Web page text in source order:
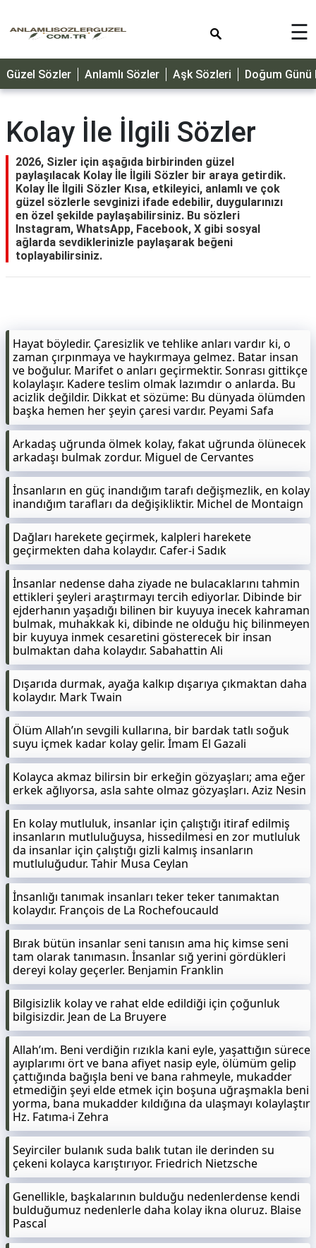
GÜZEL
SÖZLER
SÖZLER
DOĞUM
GÜNÜ
MESAJLARI
ÖZEL
GÜNLER
DİNİ
SÖZLER
☰
Güzel Sözler Anlamlı Sözler Aşk Sözleri Doğum Günü
Kolay İle İlgili Sözler
2026, Sizler için aşağıda birbirinden güzel
paylaşılacak Kolay İle İlgili Sözler bir araya getirdik.
Kolay İle İlgili Sözler Kısa, etkileyici, anlamlı ve çok
güzel sözlerle sevginizi ifade edebilir, duygularınızı
en özel şekilde paylaşabilirsiniz. Bu sözleri
Instagram, WhatsApp, Facebook, X gibi sosyal
ağlarda sevdiklerinizle paylaşarak beğeni
toplayabilirsiniz.
Hayat böyledir. Çaresizlik ve tehlike anları vardır ki, o
zaman çırpınmaya ve haykırmaya gelmez. Batar insan
ve boğulur. Marifet o anları geçirmektir. Sonrası gittikçe
kolaylaşır. Kadere teslim olmak lazımdır o anlarda. Bu
acizlik değildir. Dikkat et sözüme: Bu dünyada ölümden
başka hemen her şeyin çaresi vardır. Peyami Safa
Arkadaş uğrunda ölmek kolay, fakat uğrunda ölünecek
arkadaşı bulmak zordur. Miguel de Cervantes
İnsanların en güç inandığım tarafı değişmezlik, en kolay
inandığım tarafları da değişikliktir. Michel de Montaign
Dağları harekete geçirmek, kalpleri harekete
geçirmekten daha kolaydır. Cafer-i Sadık
İnsanlar nedense daha ziyade ne bulacaklarını tahmin
ettikleri şeyleri araştırmayı tercih ediyorlar. Dibinde bir
ejderhanın yaşadığı bilinen bir kuyuya inecek kahraman
bulmak, muhakkak ki, dibinde ne olduğu hiç bilinmeyen
bir kuyuya inmek cesaretini gösterecek bir insan
bulmaktan daha kolaydır. Sabahattin Ali
Dışarıda durmak, ayağa kalkıp dışarıya çıkmaktan daha
kolaydır. Mark Twain
Ölüm Allah’ın sevgili kullarına, bir bardak tatlı soğuk
suyu içmek kadar kolay gelir. İmam El Gazali
Kolayca akmaz bilirsin bir erkeğin gözyaşları; ama eğer
erkek ağlıyorsa, asla sahte olmaz gözyaşları. Aziz Nesin
En kolay mutluluk, insanlar için çalıştığı itiraf edilmiş
insanların mutluluğuysa, hissedilmesi en zor mutluluk
da insanlar için çalıştığı gizli kalmış insanların
mutluluğudur. Tahir Musa Ceylan
İnsanlığı tanımak insanları teker teker tanımaktan
kolaydır. François de La Rochefoucauld
Bırak bütün insanlar seni tanısın ama hiç kimse seni
tam olarak tanımasın. İnsanlar sığ yerini gördükleri
dereyi kolay geçerler. Benjamin Franklin
Bilgisizlik kolay ve rahat elde edildiği için çoğunluk
bilgisizdir. Jean de La Bruyere
Allah’ım. Beni verdiğin rızıkla kani eyle, yaşattığın sürece
ayıplarımı ört ve bana afiyet nasip eyle, ölümüm gelip
çattığında bağışla beni ve bana rahmeyle, mukadder
etmediğin şeyi elde etmek için boşuna uğraşmakla beni
yorma, bana mukadder kıldığına da ulaşmayı kolaylaştır
Hz. Fatıma-i Zehra
Seyirciler bulanık suda balık tutan ile derinden su
çekeni kolayca karıştırıyor. Friedrich Nietzsche
Genellikle, başkalarının bulduğu nedenlerdense kendi
bulduğumuz nedenlerle daha kolay ikna oluruz. Blaise
Pascal